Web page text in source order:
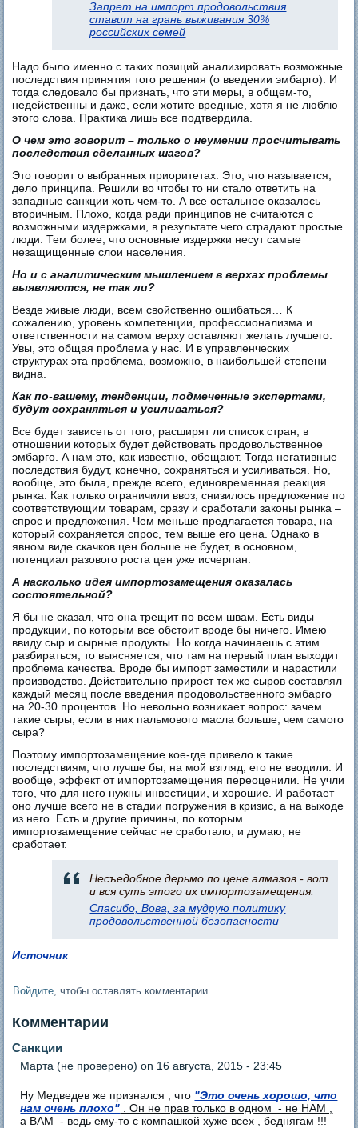
Запрет на импорт продовольствия
ставит на грань выживания 30%
российских семей
Надо было именно с таких позиций анализировать возможные
последствия принятия того решения (о введении эмбарго). И
тогда следовало бы признать, что эти меры, в общем-то,
недейственны и даже, если хотите вредные, хотя я не люблю
этого слова. Практика лишь все подтвердила.
О чем это говорит – только о неумении просчитывать
последствия сделанных шагов?
Это говорит о выбранных приоритетах. Это, что называется,
дело принципа. Решили во чтобы то ни стало ответить на
западные санкции хоть чем-то. А все остальное оказалось
вторичным. Плохо, когда ради принципов не считаются с
возможными издержками, в результате чего страдают простые
люди. Тем более, что основные издержки несут самые
незащищенные слои населения.
Но и с аналитическим мышлением в верхах проблемы
выявляются, не так ли?
Везде живые люди, всем свойственно ошибаться… К
сожалению, уровень компетенции, профессионализма и
ответственности на самом верху оставляют желать лучшего.
Увы, это общая проблема у нас. И в управленческих
структурах эта проблема, возможно, в наибольшей степени
видна.
Как по-вашему, тенденции, подмеченные экспертами,
будут сохраняться и усиливаться?
Все будет зависеть от того, расширят ли список стран, в
отношении которых будет действовать продовольственное
эмбарго. А нам это, как известно, обещают. Тогда негативные
последствия будут, конечно, сохраняться и усиливаться. Но,
вообще, это была, прежде всего, единовременная реакция
рынка. Как только ограничили ввоз, снизилось предложение по
соответствующим товарам, сразу и сработали законы рынка –
спрос и предложения. Чем меньше предлагается товара, на
который сохраняется спрос, тем выше его цена. Однако в
явном виде скачков цен больше не будет, в основном,
потенциал разового роста цен уже исчерпан.
А насколько идея импортозамещения оказалась
состоятельной?
Я бы не сказал, что она трещит по всем швам. Есть виды
продукции, по которым все обстоит вроде бы ничего. Имею
ввиду сыр и сырные продукты. Но когда начинаешь с этим
разбираться, то выясняется, что там на первый план выходит
проблема качества. Вроде бы импорт заместили и нарастили
производство. Действительно прирост тех же сыров составлял
каждый месяц после введения продовольственного эмбарго
на 20-30 процентов. Но невольно возникает вопрос: зачем
такие сыры, если в них пальмового масла больше, чем самого
сыра?
Поэтому импортозамещение кое-где привело к такие
последствиям, что лучше бы, на мой взгляд, его не вводили. И
вообще, эффект от импортозамещения переоценили. Не учли
того, что для него нужны инвестиции, и хорошие. И работает
оно лучше всего не в стадии погружения в кризис, а на выходе
из него. Есть и другие причины, по которым
импортозамещение сейчас не сработало, и думаю, не
сработает.
Несъедобное дерьмо по цене алмазов - вот
и вся суть этого их импортозамещения.
Спасибо, Вова, за мудрую политику
продовольственной безопасности
Источник
Войдите , чтобы оставлять комментарии
Комментарии
Санкции
Марта (не проверено) on 16 августа, 2015 - 23:45
Ну Медведев же признался , что "Это очень хорошо, что
нам очень плохо" . Он не прав только в одном - не НАМ ,
а ВАМ - ведь ему-то с компашкой хуже всех , беднягам !!!